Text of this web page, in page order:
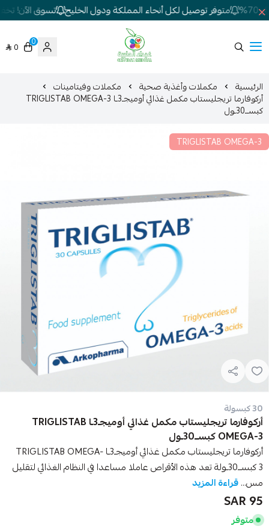
متوفر توصيل لكل أنحاء المملكة ودول الخليج تسوق الآن!
شركة غيداء المتطورة الطبية
0
0
الرئيسية مكملات وأغذية صحية مكملات وفيتامينات
أركوفارما تريجليستاب مكمل غذائي أوميجـ3ـا TRIGLISTAB OMEGA-3
كبســ30ـول
TRIGLISTAB OMEGA-3
30 كبسولة
أركوفارما تريجليستاب مكمل غذائي أوميجـ3ـا TRIGLISTAB
OMEGA-3 كبســ30ـول
أركوفارما تريجليستاب مكمل غذائي أوميجـ3ـا TRIGLISTAB OMEGA-
3 كبســ30ـولة تعد هذه الأقراص عاملا مساعدا في النظام الغذائي لتقليل
مس...قراءة المزيد
95 SAR
متوفر